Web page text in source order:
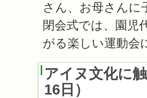
さん、お母さんに
閉会式では、園児
がる楽しい運動会
アイヌ文化に
16日 ）